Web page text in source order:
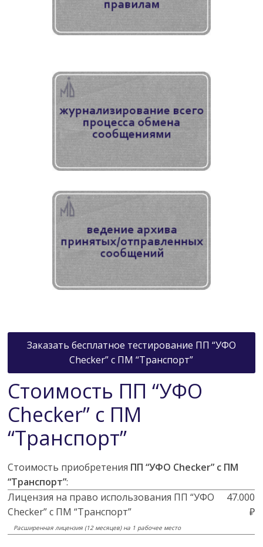
Заказать бесплатное тестирование ПП “УФО
Checker” с ПМ “Транспорт”
Стоимость ПП “УФО
Checker” с ПМ
“Транспорт”
Стоимость приобретения ПП “УФО Checker” с ПМ
“Транспорт”:
Лицензия на право использования ПП “УФО
Checker” с ПМ “Транспорт”
Расширенная лицензия (12 месяцев) на 1 рабочее место
47.000
₽